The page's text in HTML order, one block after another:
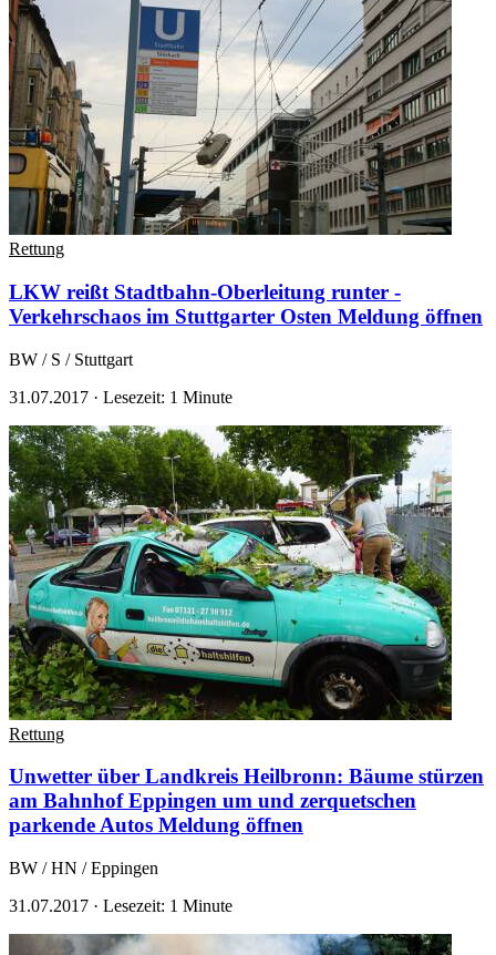
Rettung
LKW reißt Stadtbahn-Oberleitung runter -
Verkehrschaos im Stuttgarter Osten Meldung öffnen
BW / S / Stuttgart
31.07.2017 · Lesezeit: 1 Minute
Rettung
Unwetter über Landkreis Heilbronn: Bäume stürzen
am Bahnhof Eppingen um und zerquetschen
parkende Autos Meldung öffnen
BW / HN / Eppingen
31.07.2017 · Lesezeit: 1 Minute